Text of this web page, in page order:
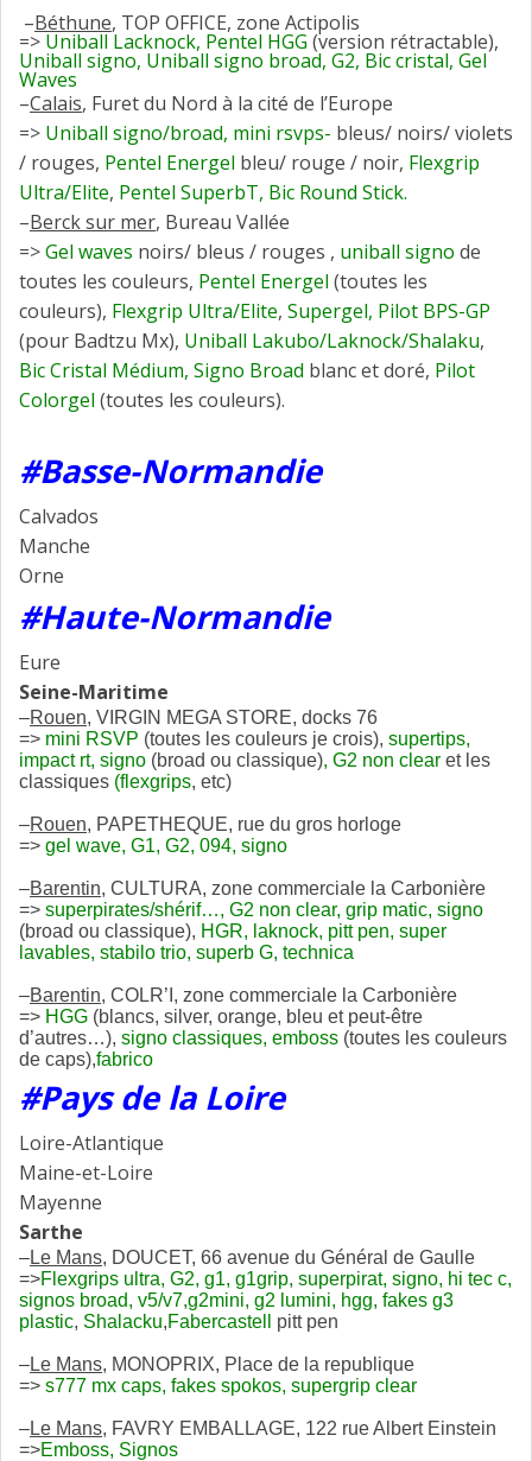
–Béthune, TOP OFFICE, zone Actipolis
=> Uniball Lacknock, Pentel HGG (version rétractable),
Uniball signo, Uniball signo broad, G2, Bic cristal, Gel
Waves
–Calais, Furet du Nord à la cité de l’Europe
=> Uniball signo/broad, mini rsvps- bleus/ noirs/ violets
/ rouges, Pentel Energel bleu/ rouge / noir, Flexgrip
Ultra/Elite, Pentel SuperbT, Bic Round Stick.
–Berck sur mer, Bureau Vallée
=>Gel waves noirs/ bleus / rouges , uniball signo de
toutes les couleurs, Pentel Energel (toutes les
couleurs), Flexgrip Ultra/Elite, Supergel, Pilot BPS-GP
(pour Badtzu Mx), Uniball Lakubo/Laknock/Shalaku,
Bic Cristal Médium, Signo Broad blanc et doré, Pilot
Colorgel (toutes les couleurs).
#Basse-Normandie
Calvados
Manche
Orne
#Haute-Normandie
Eure
Seine-Maritime
–Rouen, VIRGIN MEGA STORE, docks 76
=> mini RSVP (toutes les couleurs je crois), supertips,
impact rt, signo (broad ou classique), G2 non clear et les
classiques (flexgrips, etc)
–Rouen, PAPETHEQUE, rue du gros horloge
=> gel wave, G1, G2, 094, signo
–Barentin, CULTURA, zone commerciale la Carbonière
=> superpirates/shérif…, G2 non clear, grip matic, signo
(broad ou classique), HGR, laknock, pitt pen, super
lavables, stabilo trio, superb G, technica
–Barentin, COLR’I, zone commerciale la Carbonière
=> HGG (blancs, silver, orange, bleu et peut-être
d’autres…), signo classiques, emboss (toutes les couleurs
de caps),fabrico
#Pays de la Loire
Loire-Atlantique
Maine-et-Loire
Mayenne
Sarthe
–Le Mans, DOUCET, 66 avenue du Général de Gaulle
=>Flexgrips ultra, G2, g1, g1grip, superpirat, signo, hi tec c,
signos broad, v5/v7,g2mini, g2 lumini, hgg, fakes g3
plastic, Shalacku,Fabercastell pitt pen
–Le Mans, MONOPRIX, Place de la republique
=> s777 mx caps, fakes spokos, supergrip clear
–Le Mans, FAVRY EMBALLAGE, 122 rue Albert Einstein
=>Emboss, Signos